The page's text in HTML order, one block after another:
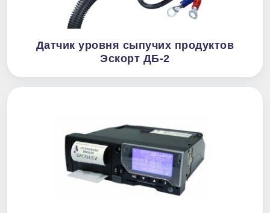
Датчик уровня сыпучих продуктов
Эскорт ДБ-2